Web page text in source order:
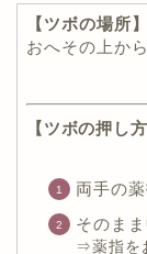
【ツボの場所】
おへその上か
【ツボの押し方
両手の
そのま
⇒薬指を